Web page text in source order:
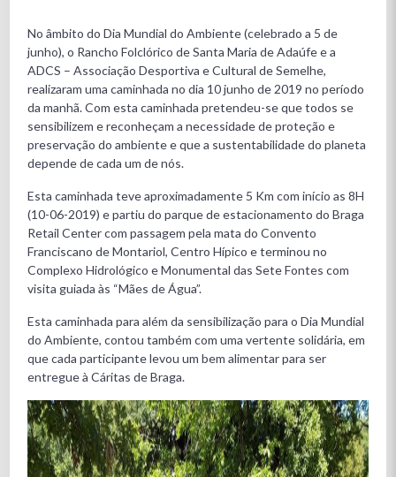
No âmbito do Dia Mundial do Ambiente (celebrado a 5 de
junho), o Rancho Folclórico de Santa Maria de Adaúfe e a
ADCS – Associação Desportiva e Cultural de Semelhe,
realizaram uma caminhada no dia 10 junho de 2019 no período
da manhã. Com esta caminhada pretendeu-se que todos se
sensibilizem e reconheçam a necessidade de proteção e
preservação do ambiente e que a sustentabilidade do planeta
depende de cada um de nós.
Esta caminhada teve aproximadamente 5 Km com início as 8H
(10-06-2019) e partiu do parque de estacionamento do Braga
Retail Center com passagem pela mata do Convento
Franciscano de Montariol, Centro Hípico e terminou no
Complexo Hidrológico e Monumental das Sete Fontes com
visita guiada às “Mães de Água”.
Esta caminhada para além da sensibilização para o Dia Mundial
do Ambiente, contou também com uma vertente solidária, em
que cada participante levou um bem alimentar para ser
entregue à Cáritas de Braga.